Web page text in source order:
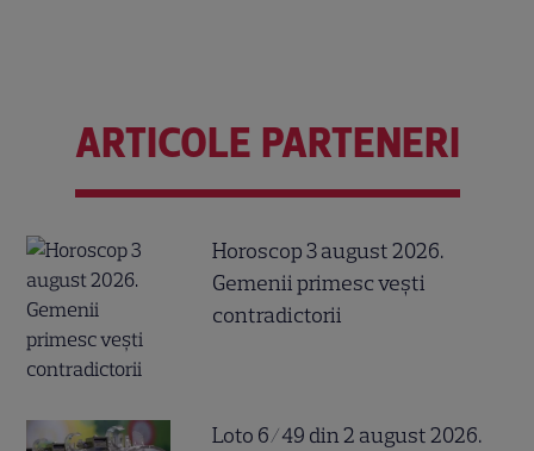
ARTICOLE PARTENERI
Horoscop 3 august 2026.
Gemenii primesc vești
contradictorii
Loto 6/49 din 2 august 2026.